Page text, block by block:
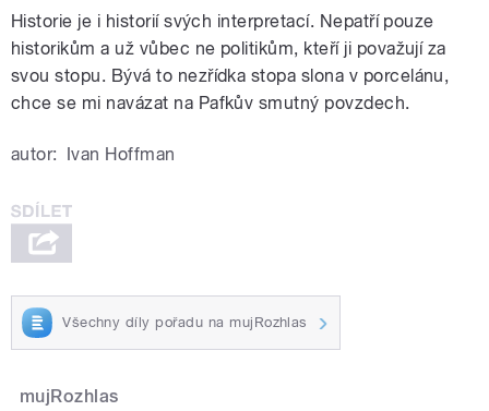
Historie je i historií svých interpretací. Nepatří pouze
historikům a už vůbec ne politikům, kteří ji považují za
svou stopu. Bývá to nezřídka stopa slona v porcelánu,
chce se mi navázat na Pafkův smutný povzdech.
autor: Ivan Hoffman
Všechny díly pořadu na mujRozhlas
mujRozhlas